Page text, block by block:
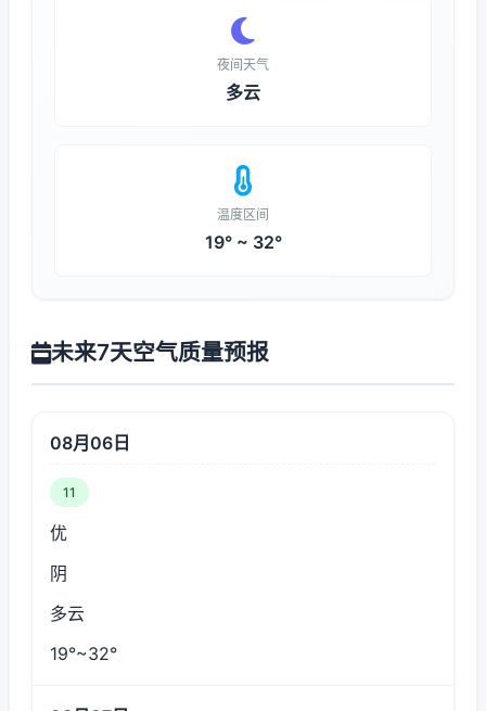
夜间天气
多云
温度区间
19° ~ 32°
未来7天空气质量预报
08月06日
11
优
阴
多云
19°~32°